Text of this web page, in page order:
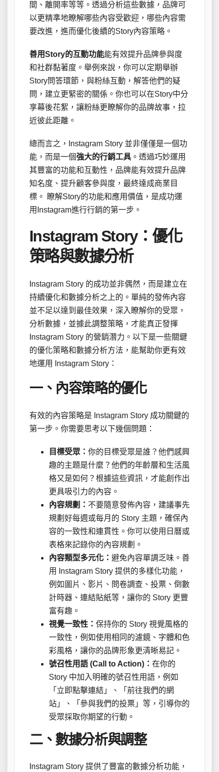
間、離開率等等。透過分析這些數據，品牌可
以更精準地瞭解哪些內容受歡迎，哪些內容需
要改進，進而優化後續的Story內容策略。
善用Story的互動功能能有效提升品牌參與度
和社群黏著度。舉例來說，你可以定期舉辦
Story問答環節，與粉絲互動，解答他們的疑
問，建立更緊密的關係。你也可以在Story中分
享幕後花絮，讓粉絲更瞭解你的品牌故事，拉
近彼此距離。
總而言之，Instagram Story 並非僅僅是一個功
能，而是一個強大的行銷工具 。透過巧妙運用
其豐富的功能和互動性，品牌能有效提升品牌
知名度、提升顧客參與度，最終達成商業目
標。 瞭解Story的功能和應用價值，是成功運
用Instagram進行行銷的第一步。
Instagram Story：優化
策略與數據分析
Instagram Story 的成功並非偶然，而是建立在
持續優化和數據分析之上的。單純的發佈內容
並不足以達到最佳效果，深入瞭解你的受眾，
分析數據，並據此調整策略，才能真正發揮
Instagram Story 的營銷潛力。以下是一些關鍵
的優化策略和數據分析方法，能幫助你更有效
地運用 Instagram Story：
一、內容策略的優化
有效的內容策略是 Instagram Story 成功關鍵的
第一步。你需要思考以下幾個問題：
目標受眾： 你的目標受眾是誰？他們感興
趣的主題是什麼？他們的年齡層和生活風
格又是如何？根據這些資訊，才能創作出
更具吸引力的內容。
內容規劃： 不要隨意發佈內容，建議事先
規劃好每週或每月的 Story 主題，確保內
容的一致性和連貫性。你可以使用日曆或
表格來記錄你的內容規劃。
內容類型多元化： 避免內容單調乏味。善
用 Instagram Story 提供的多樣化功能，
例如圖片、影片、問卷調查、投票、倒數
計時器、連結貼紙等，讓你的 Story 更豐
富有趣。
視覺一致性： 保持你的 Story 視覺風格的
一致性，例如使用相同的濾鏡、字體和色
彩風格，讓你的品牌形象更清晰易記。
號召性用語 (Call to Action)： 在你的
Story 中加入明確的號召性用語，例如
「立即點擊連結」、「前往我們的網
站」、「參與我們的投票」等，引導你的
受眾採取你期望的行動。
二、數據分析與調整
Instagram Story 提供了豐富的數據分析功能，